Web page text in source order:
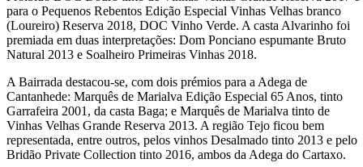
para o Pequenos Rebentos Edição Especial Vinhas Velhas branco
(Loureiro) Reserva 2018, DOC Vinho Verde. A casta Alvarinho foi
premiada em duas interpretações: Dom Ponciano espumante Bruto
Natural 2013 e Soalheiro Primeiras Vinhas 2018.
A Bairrada destacou-se, com dois prémios para a Adega de
Cantanhede: Marquês de Marialva Edição Especial 65 Anos, tinto
Garrafeira 2001, da casta Baga; e Marquês de Marialva tinto de
Vinhas Velhas Grande Reserva 2013. A região Tejo ficou bem
representada, entre outros, pelos vinhos Desalmado tinto 2013 e pelo
Bridão Private Collection tinto 2016, ambos da Adega do Cartaxo.